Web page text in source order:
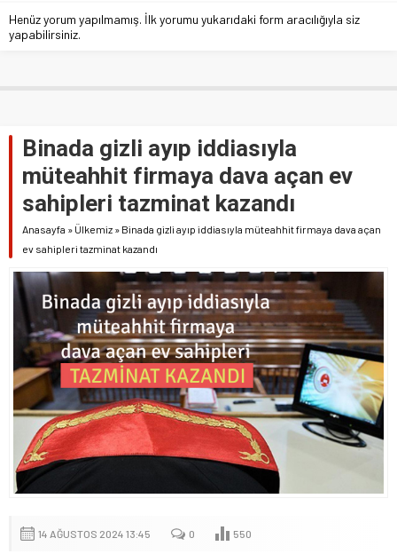
Henüz yorum yapılmamış. İlk yorumu yukarıdaki form aracılığıyla siz
yapabilirsiniz.
Binada gizli ayıp iddiasıyla
müteahhit firmaya dava açan ev
sahipleri tazminat kazandı
Anasayfa » Ülkemiz » Binada gizli ayıp iddiasıyla müteahhit firmaya dava açan
ev sahipleri tazminat kazandı
14 AĞUSTOS 2024 13:45 0 550